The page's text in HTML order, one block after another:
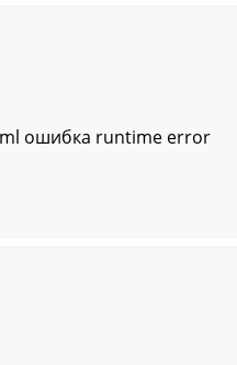
ошибка runtime error